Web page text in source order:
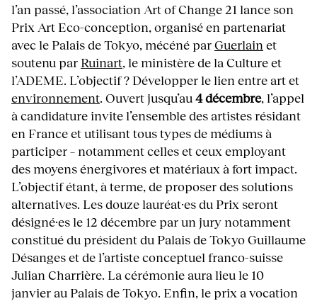
l’an passé, l’association Art of Change 21 lance son
Prix Art Eco-conception, organisé en partenariat
avec le Palais de Tokyo, mécéné parGuerlain et
soutenu par Ruinart, le ministère de la Culture et
l’ADEME. L’objectif ? Développer le lien entre art et
environnement. Ouvert jusqu’au4 décembre, l’appel
à candidature invite l’ensemble des artistes résidant
en France et utilisant tous types de médiums à
participer – notamment celles et ceux employant
des moyens énergivores et matériaux à fort impact.
L’objectif étant, à terme, de proposer des solutions
alternatives. Les douze lauréat·es du Prix seront
désigné·es le 12 décembre par un jury notamment
constitué du président du Palais de Tokyo Guillaume
Désanges et de l’artiste conceptuel franco-suisse
Julian Charrière. La cérémonie aura lieu le 10
janvier au Palais de Tokyo. Enfin, le prix a vocation